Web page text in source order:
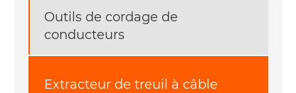
Outils de cordage de
conducteurs
Extracteur de treuil à câble